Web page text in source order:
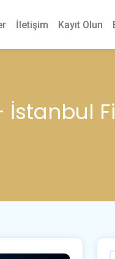
İletişim Kayıt Olun
İstanbul